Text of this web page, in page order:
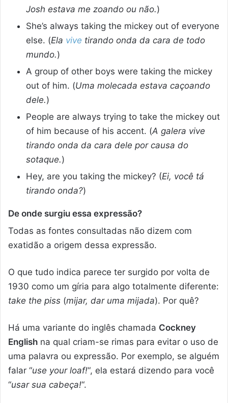
Josh estava me zoando ou não.)
She’s always taking the mickey out of everyone
else. (Ela vive tirando onda da cara de todo
mundo.)
A group of other boys were taking the mickey
out of him. (Uma molecada estava caçoando
dele.)
People are always trying to take the mickey out
of him because of his accent. (A galera vive
tirando onda da cara dele por causa do
sotaque.)
Hey, are you taking the mickey? (Ei, você tá
tirando onda?)
De onde surgiu essa expressão?
Todas as fontes consultadas não dizem com
exatidão a origem dessa expressão.
O que tudo indica parece ter surgido por volta de
1930 como um gíria para algo totalmente diferente:
take the piss (mijar, dar uma mijada). Por quê?
Há uma variante do inglês chamada Cockney
English na qual criam-se rimas para evitar o uso de
uma palavra ou expressão. Por exemplo, se alguém
falar “use your loaf!“, ela estará dizendo para você
“usar sua cabeça!“.